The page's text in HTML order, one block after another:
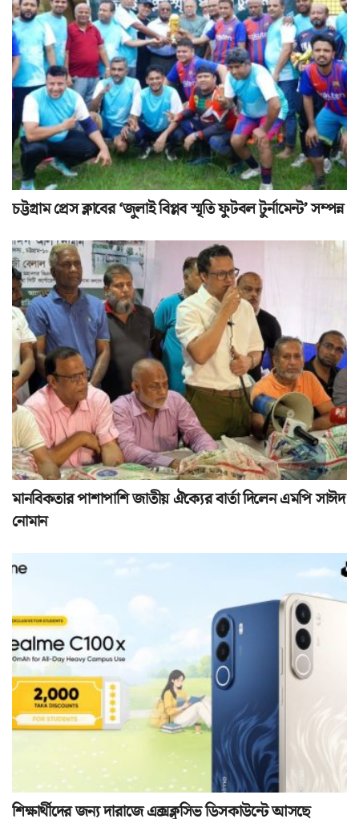
চট্টগ্রাম প্রেস ক্লাবের ‘জুলাই বিপ্লব স্মৃতি ফুটবল টুর্নামেন্ট’ সম্পন্ন
মানবিকতার পাশাপাশি জাতীয় ঐক্যের বার্তা দিলেন এমপি সাঈদ
নোমান
শিক্ষার্থীদের জন্য দারাজে এক্সক্লুসিভ ডিসকাউন্টে আসছে